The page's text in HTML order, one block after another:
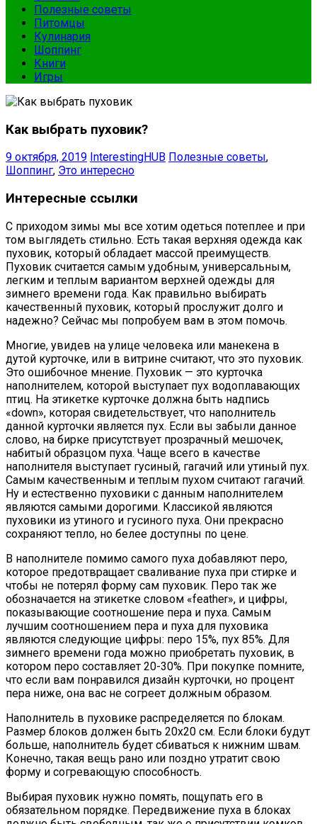
Полезные советы
Питомцы
Кулинария
Шоппинг
Книги
Игры
Как выбрать пуховик?
9 октября, 2019 InterestingHUB Полезные советы,
Шоппинг, Это интересно
Интересные ссылки
С приходом зимы мы все хотим одеться потеплее и при
том выглядеть стильно. Есть такая верхняя одежда как
пуховик, который обладает массой преимуществ.
Пуховик считается самым удобным, универсальным,
легким и теплым вариантом верхней одежды для
зимнего времени года. Как правильно выбирать
качественный пуховик, который прослужит долго и
надежно? Сейчас мы попробуем вам в этом помочь.
Многие, увидев на улице человека или манекена в
дутой курточке, или в витрине считают, что это пуховик.
Это ошибочное мнение. Пуховик — это курточка
наполнителем, которой выступает пух водоплавающих
птиц. На этикетке курточке должна быть надпись
«down», которая свидетельствует, что наполнитель
данной курточки является пух. Если вы забыли данное
слово, на бирке присутствует прозрачный мешочек,
набитый образцом пуха. Чаще всего в качестве
наполнителя выступает гусиный, гагачий или утиный пух.
Самым качественным и теплым пухом считают гагачий.
Ну и естественно пуховики с данным наполнителем
являются самыми дорогими. Классикой являются
пуховики из утиного и гусиного пуха. Они прекрасно
сохраняют тепло, но белее доступны по цене.
В наполнителе помимо самого пуха добавляют перо,
которое предотвращает сваливание пуха при стирке и
чтобы не потерял форму сам пуховик. Перо так же
обозначается на этикетке словом «feather», и цифры,
показывающие соотношение пера и пуха. Самым
лучшим соотношением пера и пуха для пуховика
являются следующие цифры: перо 15%, пух 85%. Для
зимнего времени года можно приобретать пуховик, в
котором перо составляет 20-30%. При покупке помните,
что если вам понравился дизайн курточки, но процент
пера ниже, она вас не согреет должным образом.
Наполнитель в пуховике распределяется по блокам.
Размер блоков должен быть 20х20 см. Если блоки будут
больше, наполнитель будет сбиваться к нижним швам.
Конечно, такая вещь рано или поздно утратит свою
форму и согревающую способность.
Выбирая пуховик нужно помять, пощупать его в
обязательном порядке. Передвижение пуха в блоках